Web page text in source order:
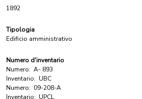
1892
Tipologia
Edificio amministrativo
Numero d'inventario
Numero: A- 893
Inventario: UBC
Numero: 09-208-A
Inventario: UPCL